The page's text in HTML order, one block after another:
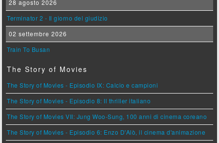
28 agosto 2026
Terminator 2 - Il giorno del giudizio
02 settembre 2026
Train To Busan
The Story of Movies
The Story of Movies - Episodio IX: Calcio e campioni
The Story of Movies - Episodio 8: Il thriller italiano
The Story of Movies VII: Jung Woo-Sung, 100 anni di cinema coreano
The Story of Movies - Episodio 6: Enzo D'Alò, il cinema d'animazione